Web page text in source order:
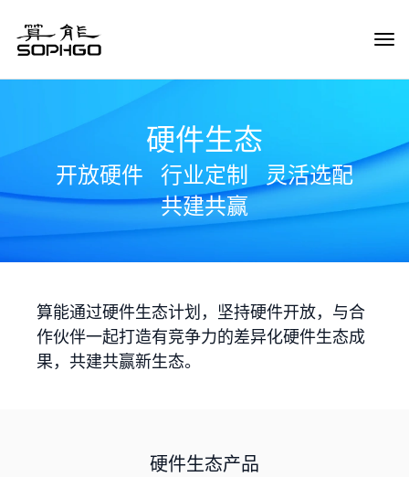
硬件生态
开放硬件 行业定制
灵活选配
共建共赢
算能通过硬件生态计划，坚持硬件开放，与合
作伙伴一起打造有竞争力的差异化硬件生态成
果，共建共赢新生态。
硬件生态产品